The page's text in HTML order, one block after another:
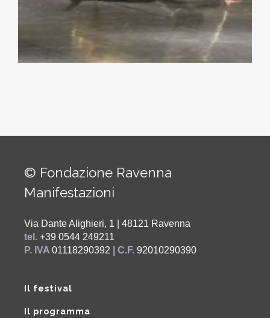
© Fondazione Ravenna
Manifestazioni
Via Dante Alighieri, 1 | 48121 Ravenna
tel. +39 0544 249211
P. IVA 01118290392 | C.F. 92010290390
Il festival
Il programma